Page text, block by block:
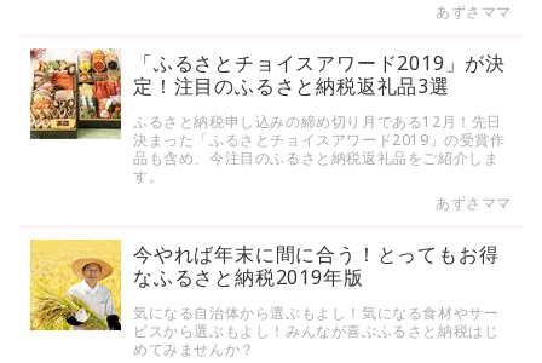
あずさママ
「ふるさとチョイスアワード2019」が決
定！注目のふるさと納税返礼品3選
ふるさと納税申し込みの締め切り月である12月！先日
決まった「ふるさとチョイスアワード2019」の受賞作
品も含め、今注目のふるさと納税返礼品をご紹介しま
す。
あずさママ
今やれば年末に間に合う！とってもお得
なふるさと納税2019年版
気になる自治体から選ぶもよし！気になる食材やサー
ビスから選ぶもよし！みんなが喜ぶふるさと納税はじ
めてみませんか？